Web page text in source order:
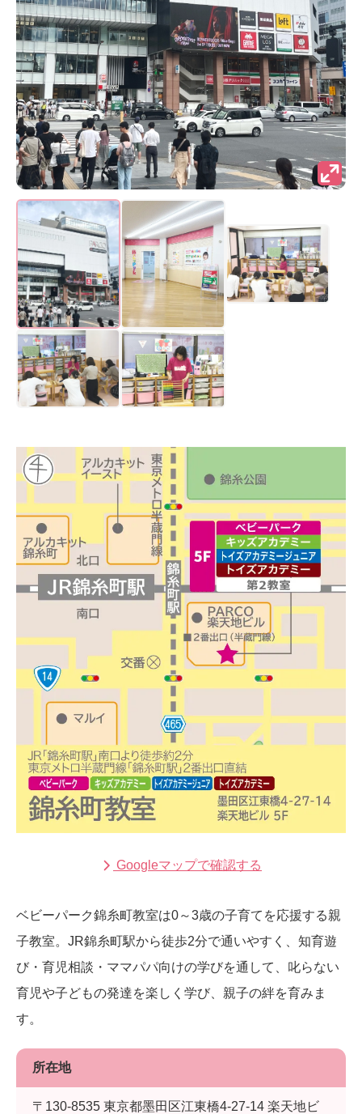
Googleマップで確認する
ベビーパーク錦糸町教室は0～3歳の子育てを応援する親
子教室。JR錦糸町駅から徒歩2分で通いやすく、知育遊
び・育児相談・ママパパ向けの学びを通して、叱らない
育児や子どもの発達を楽しく学び、親子の絆を育みま
す。
所在地
〒130-8535 東京都墨田区江東橋4-27-14 楽天地ビ